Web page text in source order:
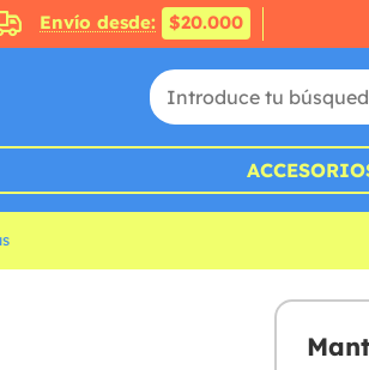
Envío desde: $20.000